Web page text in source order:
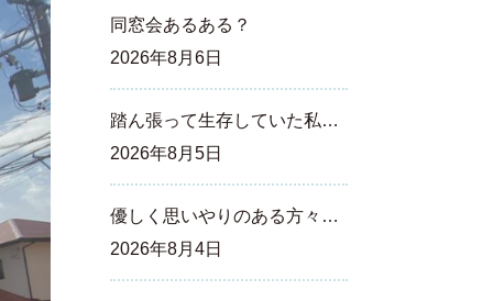
同窓会あるある？
2026年8月6日
踏ん張って生存していた私…
2026年8月5日
優しく思いやりのある方々…
2026年8月4日